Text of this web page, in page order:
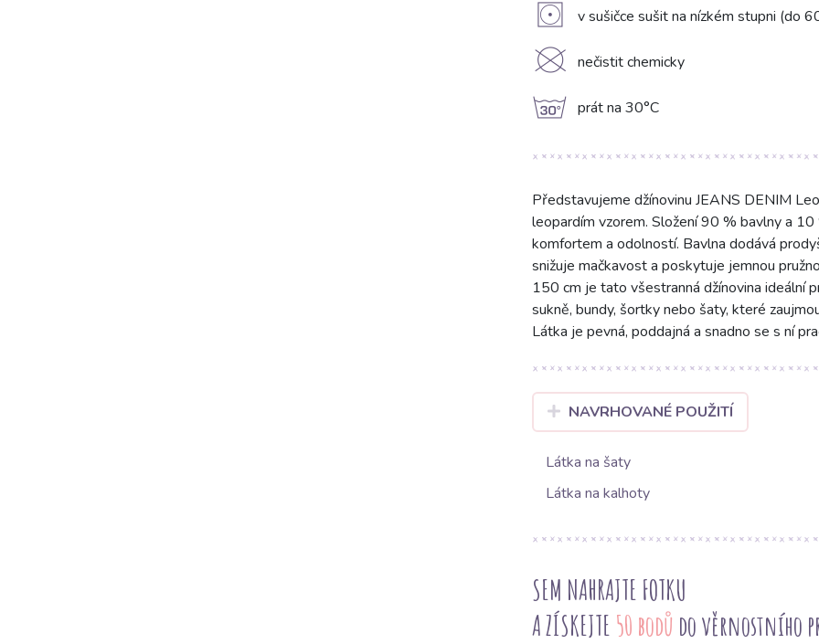
V v sušičce sušit na nízkém stupni (do
K nečistit chemicky
g prát na 30°C
Představujeme džínovinu JEANS DENIM
leopardím vzorem. Složení 90 % bavlny a
komfortem a odolností. Bavlna dodává
snižuje mačkavost a poskytuje jemnou
150 cm je tato všestranná džínovina ideální
sukně, bundy, šortky nebo šaty, které
Látka je pevná, poddajná a snadno se s ní
NAVRHOVANÉ POUŽITÍ
Látka na šaty
Látka na kalhoty
SEM NAHRAJTE FOTKU
A ZÍSKEJTE 50 bodů do věrnostního